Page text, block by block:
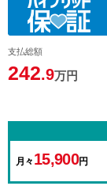
支払総額
242.9万円
月々 15,900円